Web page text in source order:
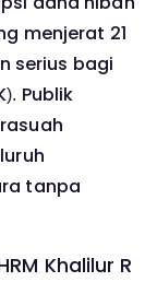
menjerat 21
serius bagi
Publik
tanpa
Khalilur R